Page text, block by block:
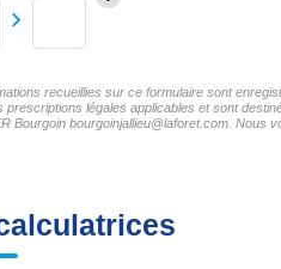
recueillies sur ce formulaire sont
prescriptions légales applicables et sont
Bourgoin bourgoinjallieu@laforet.com. Nous